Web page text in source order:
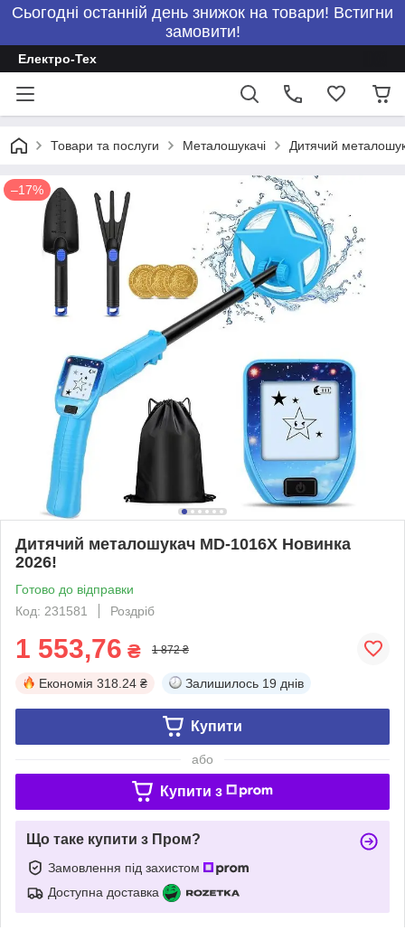
Сьогодні останній день знижок на товари! Встигни
замовити!
Електро-Тех
Товари та послуги Металошукачі Дитячий
–17%
Дитячий металошукач MD-1016X Новинка
2026!
Готово до відправки
Код: 231581
Роздріб
1 553,76 ₴ 1 872 ₴
Економія 318.24 ₴ Залишилось 19 днів
Купити
або
Купити з
Що таке купити з Пром?
Замовлення під захистом
Доступна доставка